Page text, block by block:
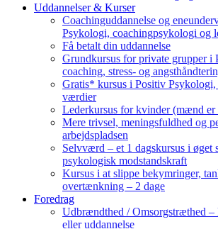
Uddannelser & Kurser
Coachinguddannelse og
Psykologi, coachingpsykologi og
Få betalt din uddannelse
Grundkursus for private grupper i
coaching, stress- og
Gratis* kursus i Positiv
værdier
Lederkursus for kvinder (mænd er
Mere trivsel, meningsfuldhed og
arbejdspladsen
Selvværd – et 1 dagskursus i øget
psykologisk modstandskraft
Kursus i at slippe bekymringer,
overtænkning – 2 dage
Foredrag
Udbrændthed / Omsorgstræthed –
eller uddannelse